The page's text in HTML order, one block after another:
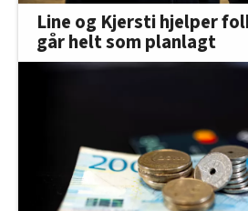
Line og Kjersti hjelper
går helt som planlagt